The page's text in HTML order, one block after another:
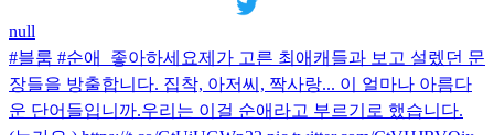
null
#블룸 #순애_좋아하세요제가 고른 최애캐들과 보고 설렜던 문
장들을 방출합니다. 집착, 아저씨, 짝사랑... 이 얼마나 아름다
운 단어들입니까.우리는 이걸 순애라고 부르기로 했습니다.